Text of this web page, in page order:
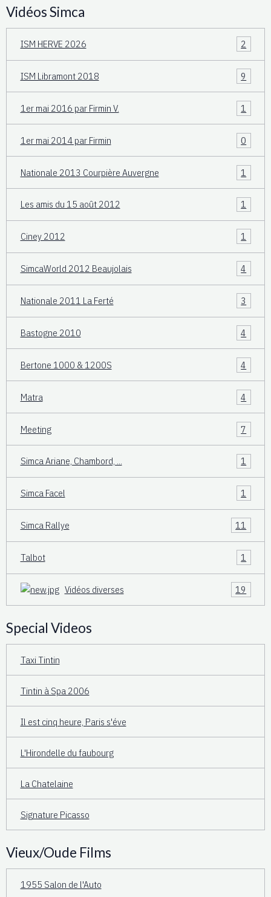
Vidéos Simca
ISM HERVE 2026 2
ISM Libramont 2018 9
1er mai 2016 par Firmin V. 1
1er mai 2014 par Firmin 0
Nationale 2013 Courpière Auvergne 1
Les amis du 15 août 2012 1
Ciney 2012 1
SimcaWorld 2012 Beaujolais 4
Nationale 2011 La Ferté 3
Bastogne 2010 4
Bertone 1000 & 1200S 4
Matra 4
Meeting 7
Simca Ariane, Chambord, ... 1
Simca Facel 1
Simca Rallye 11
Talbot 1
Vidéos diverses 19
Special Videos
Taxi Tintin
Tintin à Spa 2006
Il est cinq heure, Paris s'éve
L'Hirondelle du faubourg
La Chatelaine
Signature Picasso
Vieux/Oude Films
1955 Salon de l'Auto